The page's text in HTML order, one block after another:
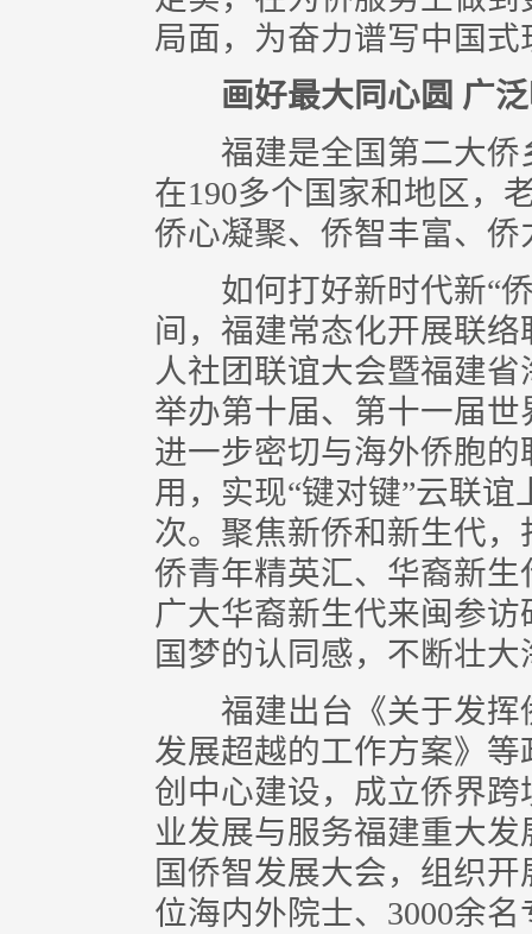
局面，为奋力谱写中国
画好最大同心圆 广泛
福建是全国第二大侨
在190多个国家和地区，
侨心凝聚、侨智丰富、侨
如何打好新时代新“侨
间，福建常态化开展联
人社团联谊大会暨福建
举办第十届、第十一届
进一步密切与海外侨胞
用，实现“键对键”云联
次。聚焦新侨和新生代
侨青年精英汇、华裔新
广大华裔新生代来闽参
国梦的认同感，不断壮
福建出台《关于发挥
发展超越的工作方案》
创中心建设，成立侨界
业发展与服务福建重大
国侨智发展大会，组织
位海内外院士、3000余